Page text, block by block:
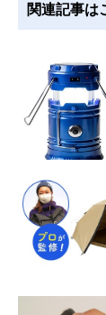
関連記事は